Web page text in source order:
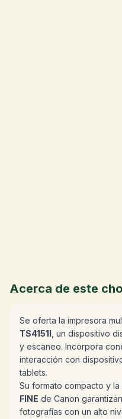
Acerca de este
Se oferta la impresora
TS4151I , un dispositivo
y escaneo. Incorpora
interacción con
tablets.
Su formato compacto y
FINE de Canon
fotografías con un alto